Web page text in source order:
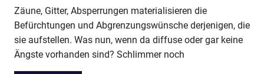
Zäune, Gitter, Absperrungen materialisieren die
Befürchtungen und Abgrenzungswünsche derjenigen, die
sie aufstellen. Was nun, wenn da diffuse oder gar keine
Ängste vorhanden sind? Schlimmer noch